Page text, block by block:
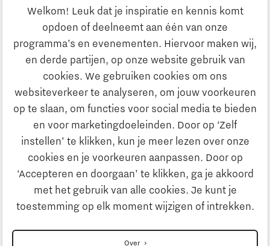
Welkom! Leuk dat je inspiratie en kennis komt
opdoen of deelneemt aan één van onze
programma’s en evenementen. Hiervoor maken wij,
en derde partijen, op onze website gebruik van
cookies. We gebruiken cookies om ons
websiteverkeer te analyseren, om jouw voorkeuren
op te slaan, om functies voor social media te bieden
en voor marketingdoeleinden. Door op ‘Zelf
instellen’ te klikken, kun je meer lezen over onze
cookies en je voorkeuren aanpassen. Door op
‘Accepteren en doorgaan’ te klikken, ga je akkoord
met het gebruik van alle cookies. Je kunt je
toestemming op elk moment wijzigen of intrekken.
Over
Ontdek Brainport
Innovatie
Ondernemen
Onderwijs
Ondernemen
Onderwijs
Maatschappelijk
Strategie & Organisatie
Zoeken
Contact
Naar internationale website